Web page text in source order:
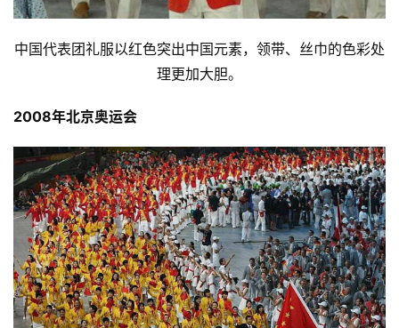
中国代表团礼服以红色突出中国元素，领带、丝巾的色彩处
理更加大胆。
2008年北京奥运会